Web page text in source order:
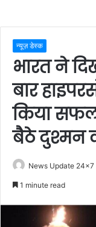
न्यूज़ डेस्क
भारत ने
बार
किया सफल
बैठे दुश्मन
News Update 24x7
1 minute read